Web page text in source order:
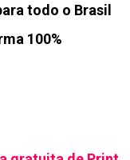
todo o Brasil
100%